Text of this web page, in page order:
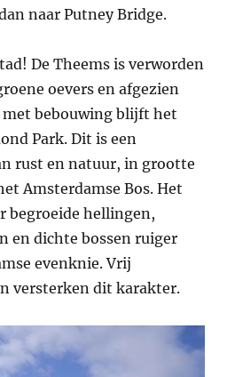
naar Putney Bridge.
De Theems is verworden
oevers en afgezien
bebouwing blijft het
Park. Dit is een
rust en natuur, in grootte
Amsterdamse Bos. Het
begroeide hellingen,
en dichte bossen ruiger
evenknie. Vrij
versterken dit karakter.